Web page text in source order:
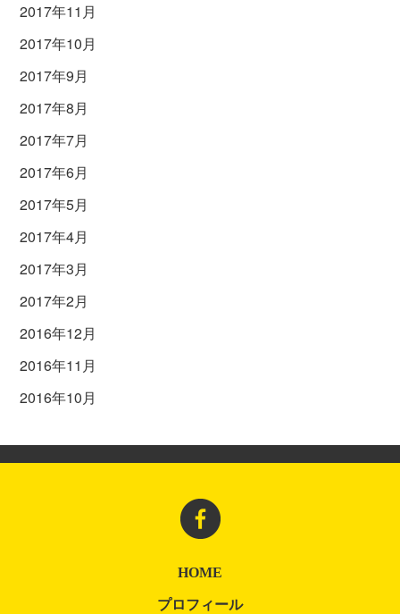
2017年11月
2017年10月
2017年9月
2017年8月
2017年7月
2017年6月
2017年5月
2017年4月
2017年3月
2017年2月
2016年12月
2016年11月
2016年10月
HOME
プロフィール